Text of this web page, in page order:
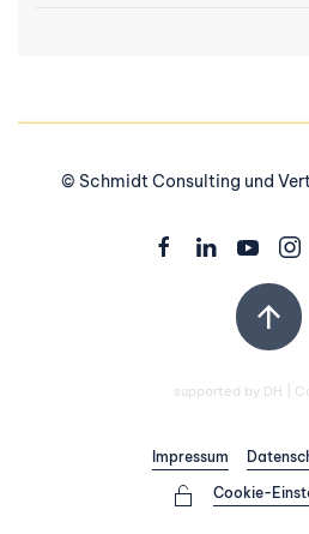
© Schmidt Consulting und
supported by DH |
Impressum
Cookie-